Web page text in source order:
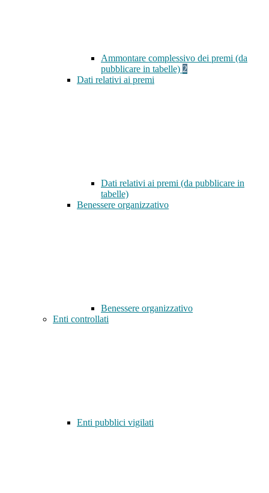
Ammontare complessivo dei premi (da
pubblicare in tabelle) 2
Dati relativi ai premi
Dati relativi ai premi (da pubblicare in
tabelle)
Benessere organizzativo
Benessere organizzativo
Enti controllati
Enti pubblici vigilati